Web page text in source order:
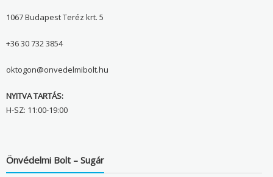
1067 Budapest Teréz krt. 5
+36 30 732 3854
oktogon@onvedelmibolt.hu
NYITVA TARTÁS:
H-SZ: 11:00-19:00
Önvédelmi Bolt – Sugár